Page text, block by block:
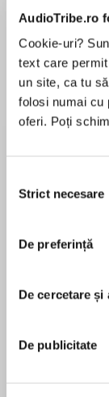
AudioTribe.ro
Cookie-uri?
text care
un site, ca tu
folosi numai cu
oferi. Poți
consimțământului
Strict necesare
De preferință
De cercetare și
De publicitate
de...
Dani Francis
Despre
It is a truth
made
his fiancée
beautiful. To
În acest
Tilly
Tilly
author of